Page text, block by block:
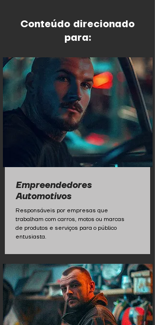
Conteúdo direcionado
para:
Empreendedores
Automotivos
Responsáveis por empresas que
trabalham com carros, motos ou marcas
de produtos e serviços para o público
entusiasta.